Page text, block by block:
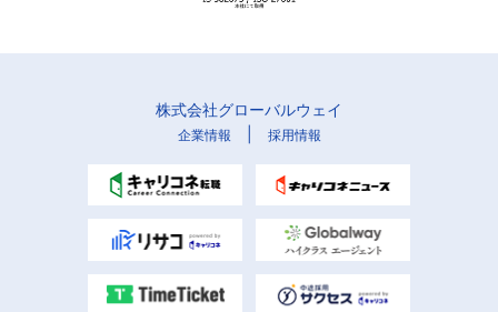
株式会社グローバルウェイ
企業情報 採用情報